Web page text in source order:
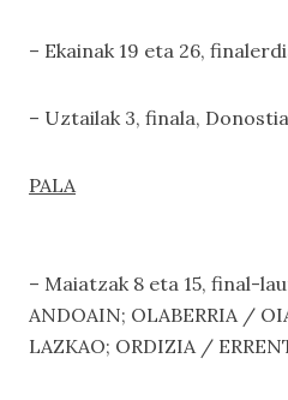
– Ekainak 19 eta 26,
– Uztailak 3, finala,
PALA
– Maiatzak 8 eta 15, final-
ANDOAIN; OLABERRIA /
LAZKAO; ORDIZIA /